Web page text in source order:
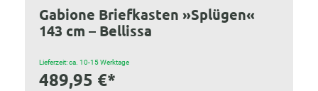
Gabione Briefkasten »Splügen«
143 cm – Bellissa
Lieferzeit: ca. 10-15 Werktage
489,95 €*